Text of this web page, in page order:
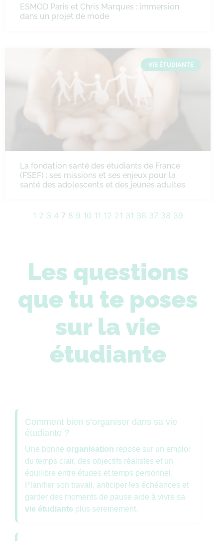
ESMOD Paris et Chris Marques : immersion
dans un projet de mode
VIE ÉTUDIANTE
La fondation santé des étudiants de France
(FSEF) : ses missions et ses enjeux pour la
santé des adolescents et des jeunes adultes
1 2 3 4 7 8 9 10 11 12 21 31 36 37 38 39
Les questions
que tu te poses
sur la vie
étudiante
Comment bien s’organiser dans sa vie
étudiante ?
Une bonne organisation repose sur un emploi
du temps clair, des objectifs réalistes et un
équilibre entre études et temps personnel.
Planifier son travail, anticiper les échéances et
garder des moments de pause aide à vivre sa
vie étudiante plus sereinement.